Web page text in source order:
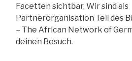
Facetten sichtbar. Wir sind als
Partnerorganisation Teil des
– The African Network of
deinen Besuch.